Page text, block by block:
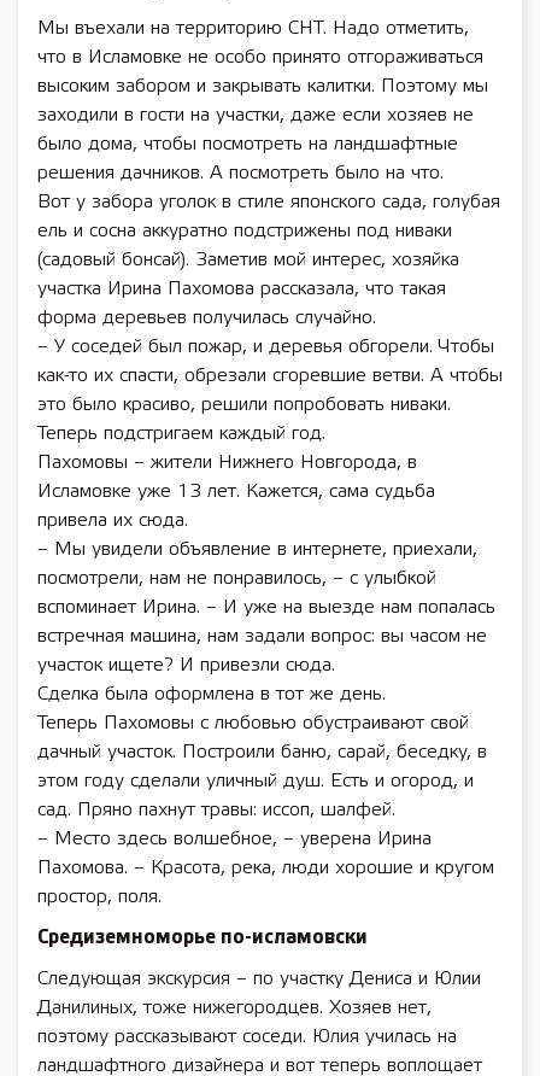
Мы въехали на территорию СНТ. Надо отметить,
что в Исламовке не особо принято отгораживаться
высоким забором и закрывать калитки. Поэтому мы
заходили в гости на участки, даже если хозяев не
было дома, чтобы посмотреть на ландшафтные
решения дачников. А посмотреть было на что.
Вот у забора уголок в стиле японского сада, голубая
ель и сосна аккуратно подстрижены под ниваки
(садовый бонсай). Заметив мой интерес, хозяйка
участка Ирина Пахомова рассказала, что такая
форма деревьев получилась случайно.
– У соседей был пожар, и деревья обгорели. Чтобы
как-то их спасти, обрезали сгоревшие ветви. А чтобы
это было красиво, решили попробовать ниваки.
Теперь подстригаем каждый год.
Пахомовы – жители Нижнего Новгорода, в
Исламовке уже 13 лет. Кажется, сама судьба
привела их сюда.
– Мы увидели объявление в интернете, приехали,
посмотрели, нам не понравилось, – с улыбкой
вспоминает Ирина. – И уже на выезде нам попалась
встречная машина, нам задали вопрос: вы часом не
участок ищете? И привезли сюда.
Сделка была оформлена в тот же день.
Теперь Пахомовы с любовью обустраивают свой
дачный участок. Построили баню, сарай, беседку, в
этом году сделали уличный душ. Есть и огород, и
сад. Пряно пахнут травы: иссоп, шалфей.
– Место здесь волшебное, – уверена Ирина
Пахомова. – Красота, река, люди хорошие и кругом
простор, поля.
Средиземноморье по-исламовски
Следующая экскурсия – по участку Дениса и Юлии
Данилиных, тоже нижегородцев. Хозяев нет,
поэтому рассказывают соседи. Юлия училась на
ландшафтного дизайнера и вот теперь воплощает